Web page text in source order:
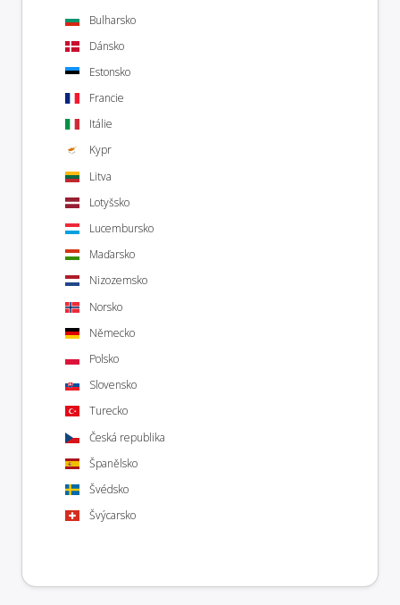
Bulharsko
Dánsko
Estonsko
Francie
Itálie
Kypr
Litva
Lotyšsko
Lucembursko
Maďarsko
Nizozemsko
Norsko
Německo
Polsko
Slovensko
Turecko
Česká republika
Španělsko
Švédsko
Švýcarsko